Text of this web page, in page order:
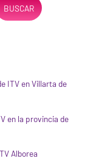
BUSCAR
ITV en Villarta de
en la provincia de
Alborea